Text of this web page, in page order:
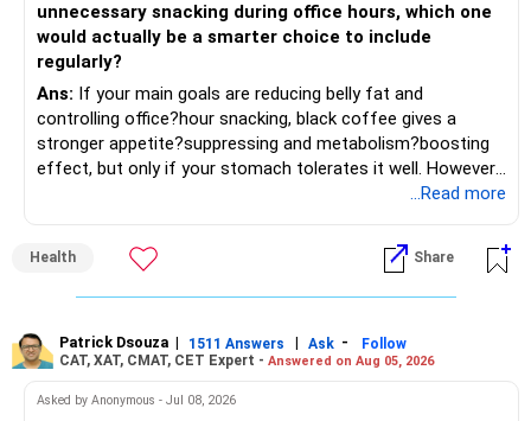
unnecessary snacking during office hours, which one
would actually be a smarter choice to include
regularly?
Ans: If your main goals are reducing belly fat and
controlling office?hour snacking, black coffee gives a
stronger appetite?suppressing and metabolism?boosting
effect, but only if your stomach tolerates it well. However,
if you struggle with acidity, stress, or jitteriness, black tea
to consistent calorie control, protein?rich meals, fiber?rich
snacks, daily exercise and reducing late?night eating.
...Read more
Health Share
Patrick Dsouza | 1511 Answers | Ask -
Follow
CAT, XAT, CMAT, CET Expert - Answered on Aug 05, 2026
Asked by Anonymous - Jul 08, 2026